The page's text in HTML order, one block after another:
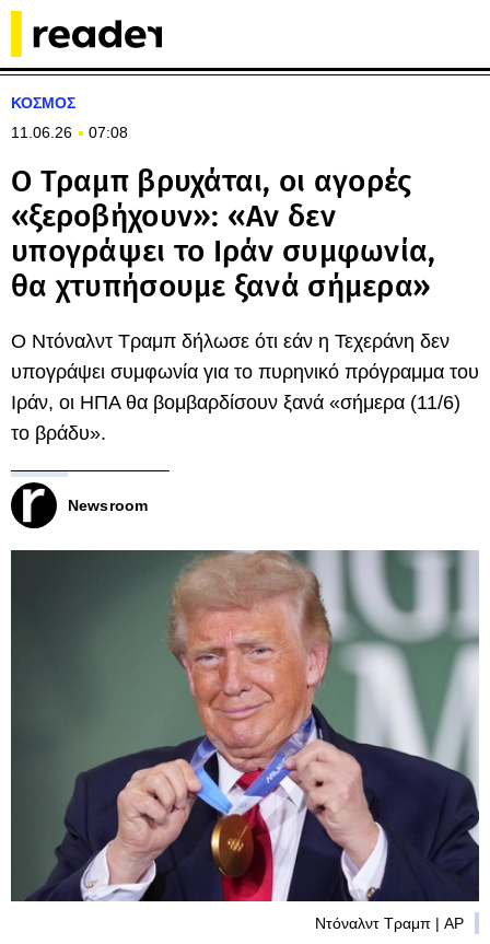
ΚΟΣΜΟΣ
11.06.26
07:08
Ο Τραμπ βρυχάται, οι αγορές
«ξεροβήχουν»: «Αν δεν
υπογράψει το Ιράν συμφωνία,
θα χτυπήσουμε ξανά σήμερα»
Ο Ντόναλντ Τραμπ δήλωσε ότι εάν η Τεχεράνη δεν
υπογράψει συμφωνία για το πυρηνικό πρόγραμμα του
Ιράν, οι ΗΠΑ θα βομβαρδίσουν ξανά «σήμερα (11/6)
το βράδυ».
Newsroom
Ντόναλντ Τραμπ | AP